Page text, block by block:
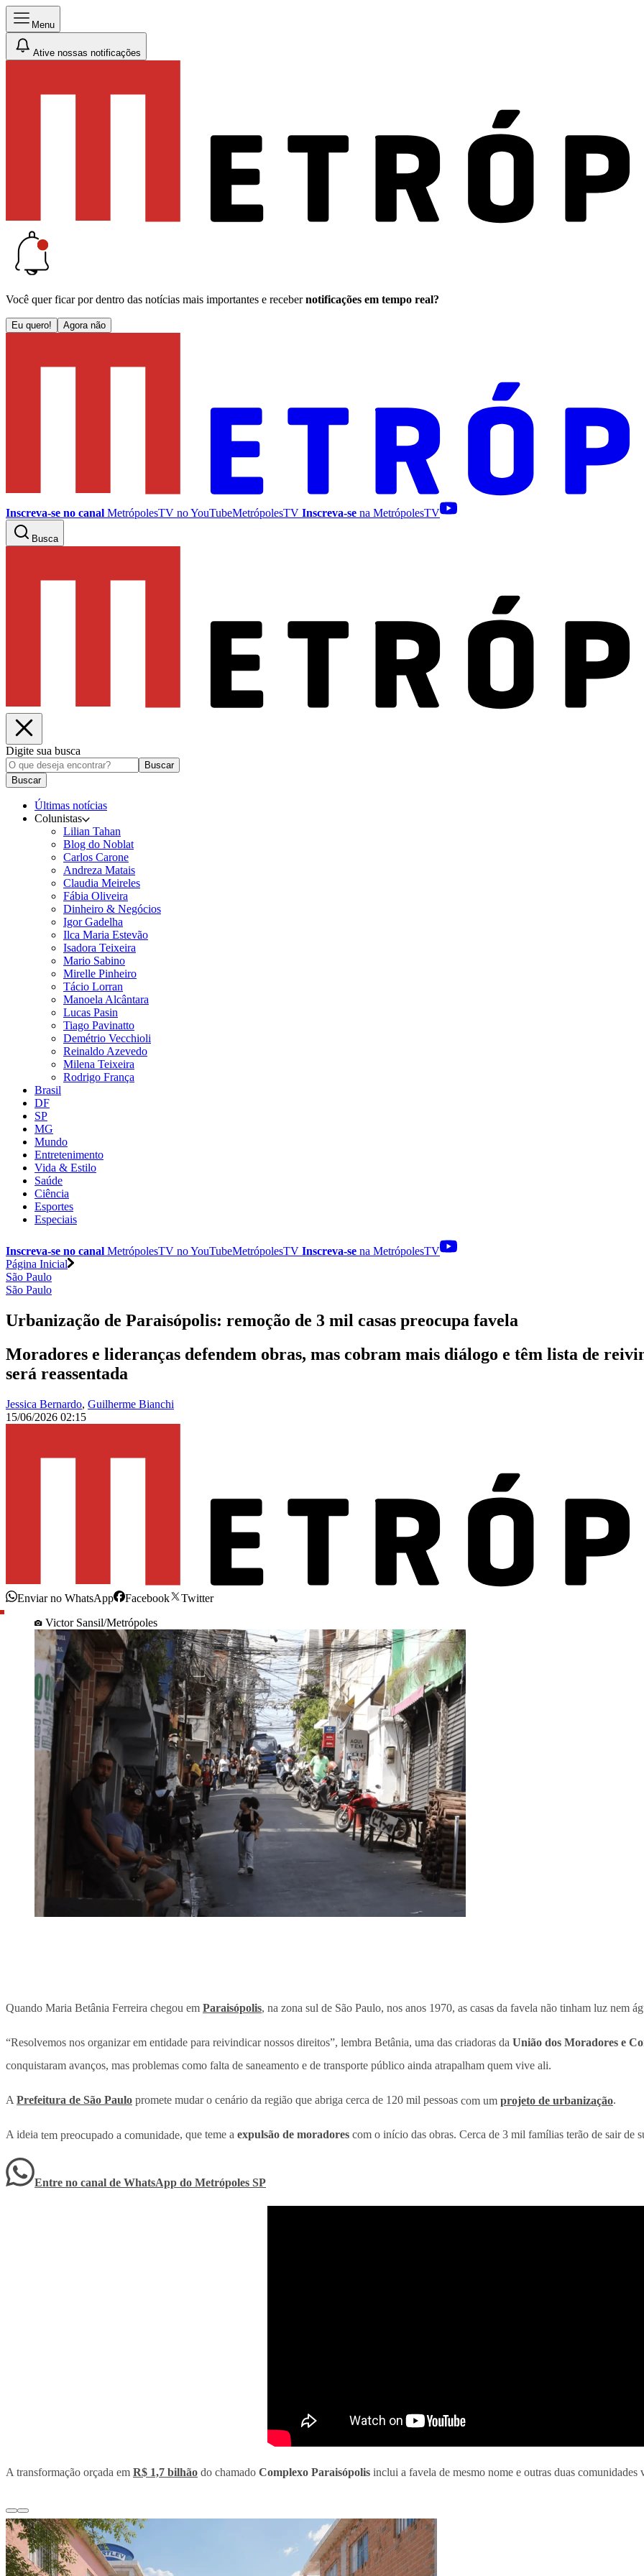
Menu
Ative nossas notificações
Você quer ficar por dentro das notícias mais importantes e receber notificações em tempo real?
Eu quero! Agora não
Inscreva-se no canal MetrópolesTV noYouTubeMetrópolesTV Inscreva-se na MetrópolesTV
Busca
Digite sua busca
Buscar
Buscar
Últimas notícias
Colunistas
Lilian Tahan
Blog do Noblat
Carlos Carone
Andreza Matais
Claudia Meireles
Fábia Oliveira
Dinheiro & Negócios
Igor Gadelha
Ilca Maria Estevão
Isadora Teixeira
Mario Sabino
Mirelle Pinheiro
Tácio Lorran
Manoela Alcântara
Lucas Pasin
Tiago Pavinatto
Demétrio Vecchioli
Reinaldo Azevedo
Milena Teixeira
Rodrigo França
Brasil
DF
SP
MG
Mundo
Entretenimento
Vida & Estilo
Saúde
Ciência
Esportes
Especiais
Inscreva-se no canal MetrópolesTV noYouTubeMetrópolesTV Inscreva-se na MetrópolesTV
Página Inicial
São Paulo
São Paulo
Urbanização de Paraisópolis: remoção de 3 mil casas preocupa favela
Moradores e lideranças defendem obras, mas cobram mais diálogo e têm lista de
será reassentada
Jessica Bernardo, Guilherme Bianchi
15/06/2026 02:15
Enviar no WhatsApp Facebook
Twitter
Victor Sansil/Metrópoles
Quando Maria Betânia Ferreira chegou em Paraisópolis, na zona sul de São Paulo, nos anos 1970, as casas da favela não tinham luz nem
“Resolvemos nos organizar em entidade para reivindicar nossos direitos”, lembra Betânia, uma das criadoras da União dos Moradores e
conquistaram avanços, mas problemas como falta de saneamento e de transporte público ainda atrapalham quem vive ali.
A Prefeitura de São Paulo promete mudar o cenário da região que abriga cerca de 120 mil pessoas com um projeto de urbanização.
A ideia tem preocupado a comunidade, que teme a expulsão de moradores com o início das obras. Cerca de 3 mil famílias terão de sair de
Entre no canal de WhatsApp do Metrópoles SP
A transformação orçada em R$ 1,7 bilhão do chamado Complexo Paraisópolis inclui a favela de mesmo nome e outras duas comunidades